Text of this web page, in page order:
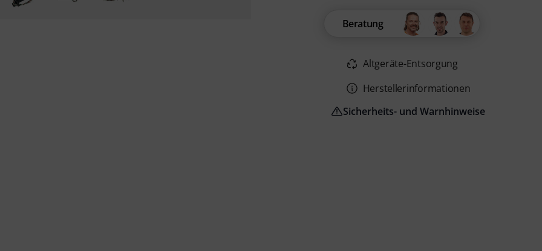
Beratung
Altgeräte-Entsorgung
Herstellerinformationen
Sicherheits- und Warnhinweise